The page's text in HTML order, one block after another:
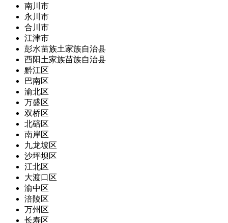
南川市
永川市
合川市
江津市
彭水苗族土家族自治县
酉阳土家族苗族自治县
黔江区
巴南区
渝北区
万盛区
双桥区
北碚区
南岸区
九龙坡区
沙坪坝区
江北区
大渡口区
渝中区
涪陵区
万州区
长寿区